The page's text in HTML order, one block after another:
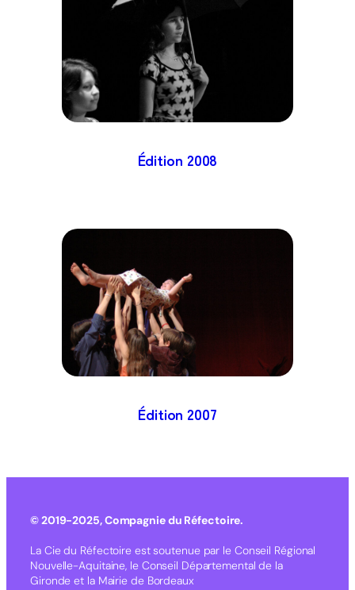
Édition 2008
Édition2007
© 2019-2025, Compagnie du Réfectoire.
La Cie du Réfectoire est soutenue par le Conseil Régional
Nouvelle-Aquitaine, le Conseil Départemental de la
Gironde et la Mairie de Bordeaux